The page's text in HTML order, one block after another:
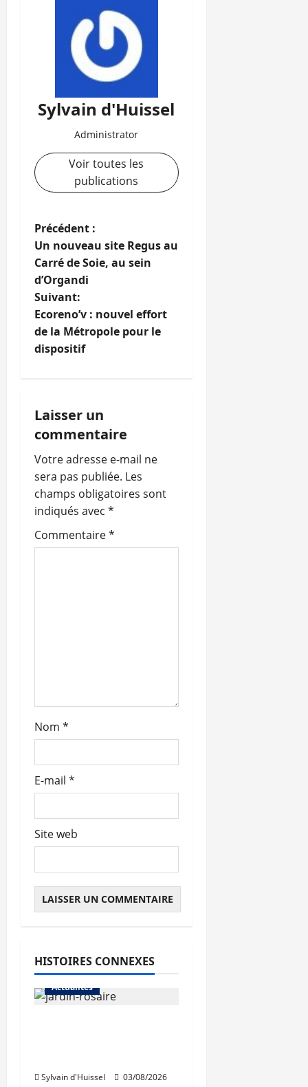
Sylvain d'Huissel
Administrator
Voir toutes les
publications
N
a
v
i
g
t
i
o
n
d
’
l
Précédent :
Un nouveau site Regus au
Carré de Soie, au sein
d’Organdi
Suivant:
Ecoreno’v : nouvel effort
de la Métropole pour le
dispositif
Laisser un
commentaire
Votre adresse e-mail ne
sera pas publiée. Les
champs obligatoires sont
indiqués avec *
Commentaire*
Nom *
E-mail *
Site web
HISTOIRES CONNEXES
Actualités
Sylvain d'Huissel 03/08/2026